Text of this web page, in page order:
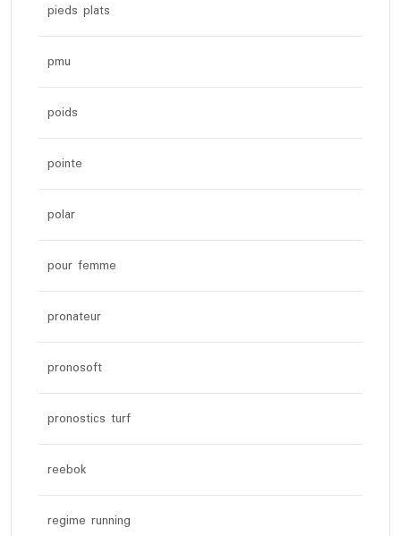
pieds plats
pmu
poids
pointe
polar
pour femme
pronateur
pronosoft
pronostics turf
reebok
regime running